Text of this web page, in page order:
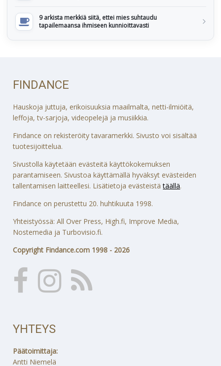
9 arkista merkkiä siitä, ettei mies suhtaudu
tapailemaansa ihmiseen kunnioittavasti
FINDANCE
Hauskoja juttuja, erikoisuuksia maailmalta, netti-ilmiöitä,
leffoja, tv-sarjoja, videopelejä ja musiikkia.
Findance on rekisteröity tavaramerkki. Sivusto voi sisältää
tuotesijoittelua.
Sivustolla käytetään evästeitä käyttökokemuksen
parantamiseen. Sivustoa käyttämällä hyväksyt evästeiden
tallentamisen laitteellesi. Lisätietoja evästeistätäällä.
Findance on perustettu 20. huhtikuuta 1998.
Yhteistyössä: All Over Press, High.fi, Improve Media,
Nostemedia ja Turbovisio.fi.
Copyright Findance.com 1998 - 2026
YHTEYS
Päätoimittaja:
Antti Niemelä